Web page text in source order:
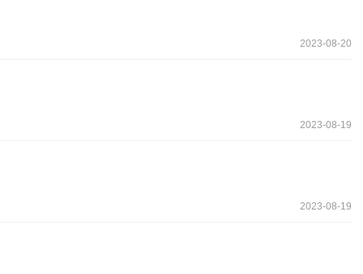
2023-08-20
2023-08-19
2023-08-19